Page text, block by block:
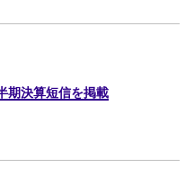
期決算短信を掲載